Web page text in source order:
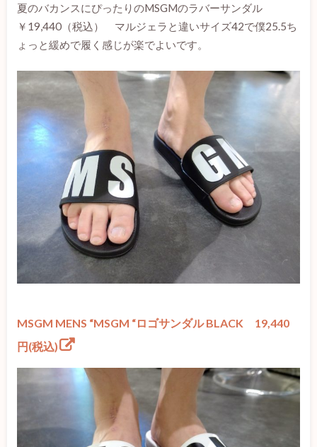
夏のバカンスにぴったりのMSGMのラバーサンダル
￥19,440（税込） マルジェラと違いサイズ42で僕25.5ち
ょっと緩めで履く感じが楽でよいです。
MSGM MENS “MSGM “ロゴサンダル BLACK 19,440
円(税込)